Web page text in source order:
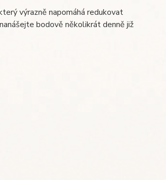
výrazně napomáhá redukovat
bodově několikrát denně již